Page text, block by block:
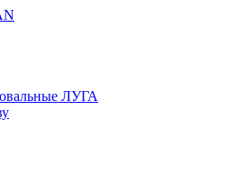
ЛУГА